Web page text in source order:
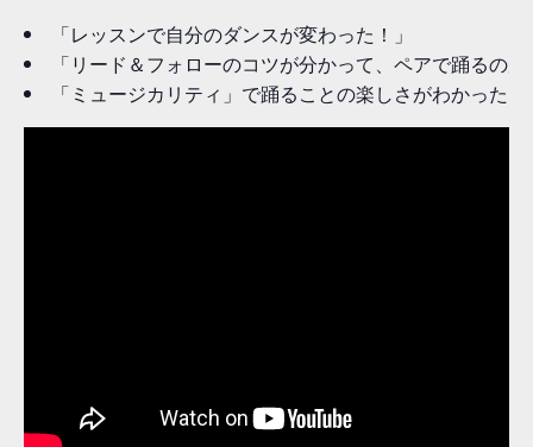
「レッスンで自分のダンスが変わった！」
「リード＆フォローのコツが分かって、ペアで踊るの
「ミュージカリティ」で踊ることの楽しさがわかった！